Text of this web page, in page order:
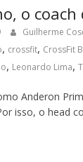
o
Guilherme
, crossfit, CrossFit
, Leonardo Lima,
Anderon
isso, o head